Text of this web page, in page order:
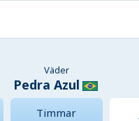
Väder
Pedra Azul
Timmar